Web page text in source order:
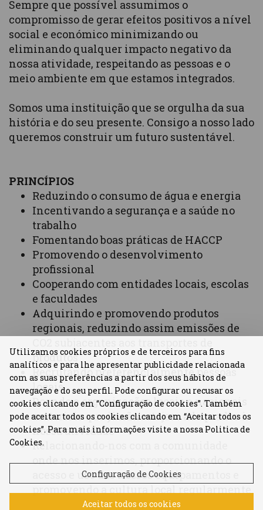
Sempre que possível assumimos o
compromisso de gerar efeitos positivos a nível
social e económico minimizando ou
eliminando qualquer impacto negativo da
nossa atividade, respeitando as pessoas e o
meio ambiente em que estamos integrados.
Somos uma instituição que se orgulha da sua
história e do seu presente. Consigo a nosso lado
queremos construir um futuro sustentável.
PRINCÍPIOS
Reduzindo o consumo de água e energia
Incentivando a segurança e a saúde no
trabalho
Fomentando boas práticas de HACCP
Promovendo o desenvolvimento
profissional
Cooperando com entidades locais, escolas
e faculdades
Adquirindo e promovendo produtos
regionais, reduzindo assim emissões de
produtos
Recrutando preferencialmente pessoas
locais
Doando a organizações locais e nacionais
materiais que já não estejam adequados à
nossa atividade
Relacionando-nos com a comunidade
onde nos inserimos, proporcionando o
acesso e uso dos nossos equipamentos e
promovendo a cultura local regularmente.
Utilizamos cookies próprios e de terceiros para fins
analíticos e para lhe apresentar publicidade relacionada
com as suas preferências a partir dos seus hábitos de
navegação e do seu perfil. Pode configurar ou recusar os
cookies clicando em “Configuração de cookies”. Também
pode aceitar todos os cookies clicando em “Aceitar todos os
cookies”. Para mais informações visite a nossa Politica de
Cookies.
Configuração de Cookies
Aceitar todos os cookies